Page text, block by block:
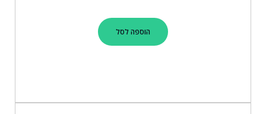
הוספה לסל